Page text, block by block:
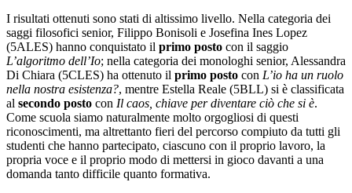
I risultati ottenuti sono stati di altissimo livello. Nella categoria dei
saggi filosofici senior, Filippo Bonisoli e Josefina Ines Lopez
(5ALES) hanno conquistato il primo posto con il saggio
L’algoritmo dell’Io; nella categoria dei monologhi senior, Alessandra
Di Chiara (5CLES) ha ottenuto il primo posto con L’io ha un ruolo
nella nostra esistenza?, mentre Estella Reale (5BLL) si è classificata
al secondo posto con Il caos, chiave per diventare ciò che si è.
Come scuola siamo naturalmente molto orgogliosi di questi
riconoscimenti, ma altrettanto fieri del percorso compiuto da tutti gli
studenti che hanno partecipato, ciascuno con il proprio lavoro, la
propria voce e il proprio modo di mettersi in gioco davanti a una
domanda tanto difficile quanto formativa.